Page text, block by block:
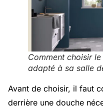
Comment choisir
adapté à sa salle
Avant de choisir, il faut
derrière une douche